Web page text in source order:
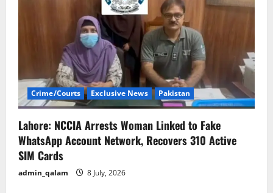
Crime/Courts Exclusive News Pakistan
Lahore: NCCIA Arrests Woman Linked to Fake
WhatsApp Account Network, Recovers 310 Active
SIM Cards
admin_qalam 8 July, 2026